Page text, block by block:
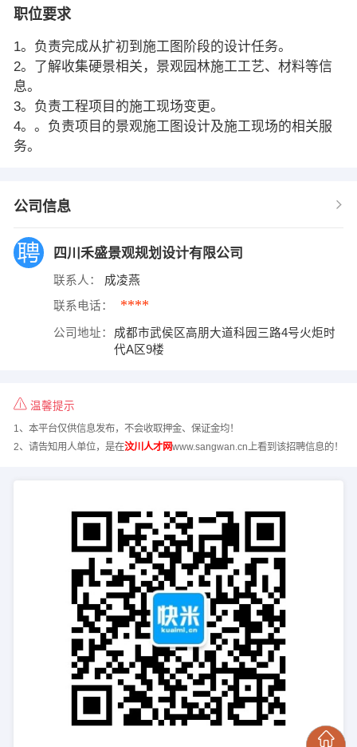
职位要求
1。负责完成从扩初到施工图阶段的设计任务。
2。了解收集硬景相关，景观园林施工工艺、材料等信
息。
3。负责工程项目的施工现场变更。
4。。负责项目的景观施工图设计及施工现场的相关服
务。
公司信息
四川禾盛景观规划设计有限公司
联系人： 成凌燕
联系电话： ****
公司地址：
成都市武侯区高朋大道科园三路4号火炬时
代A区9楼
温馨提示
1、本平台仅供信息发布，不会收取押金、保证金均！
2、请告知用人单位，是在汶川人才网www.sangwan.cn上看到该招聘信息的！